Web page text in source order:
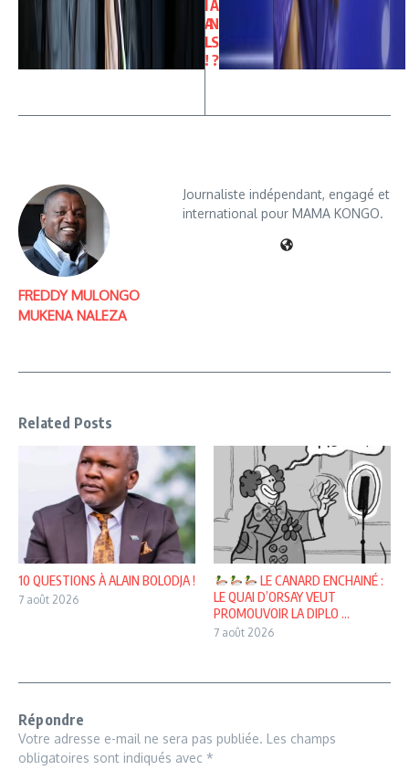
I
A
L
!
A
N
S
?
FREDDY MULONGO
MUKENA NALEZA
Journaliste indépendant, engagé et
international pour MAMA KONGO.
Related Posts
10 QUESTIONS À ALAIN BOLODJA !
7 août 2026
LE CANARD ENCHAINÉ :
LE QUAI D’ORSAY VEUT
PROMOUVOIR LA DIPLO ...
7 août 2026
Répondre
Votre adresse e-mail ne sera pas publiée. Les champs
obligatoires sont indiqués avec *